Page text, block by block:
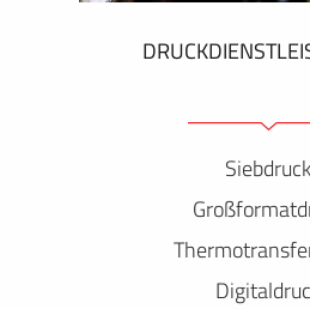
Siebdruck